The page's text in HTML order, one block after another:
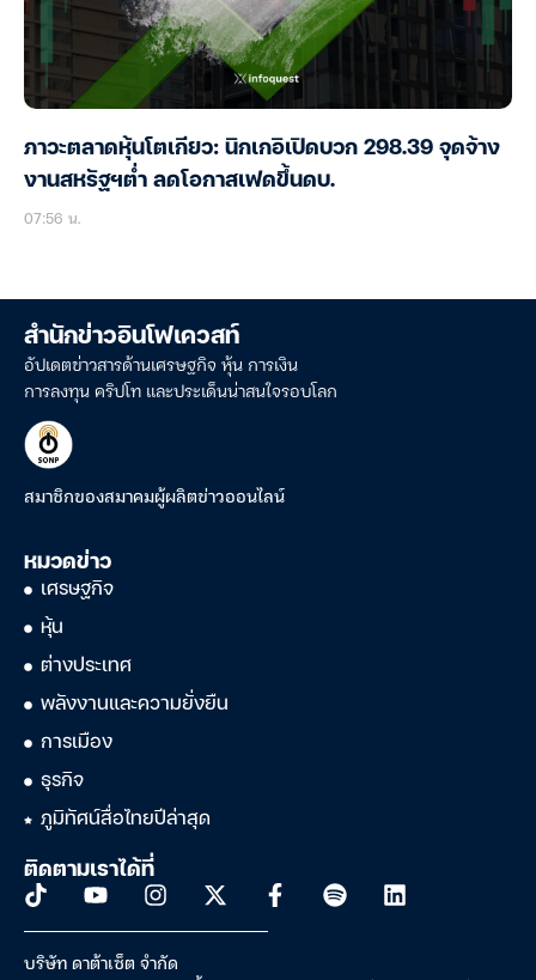
ภาวะตลาดหุ้นโตเกียว: นิกเกอิเปิดบวก 298.39 จุดจ้าง
งานสหรัฐฯต่ำ ลดโอกาสเฟดขึ้นดบ.
07:56 น.
สำนักข่าวอินโฟเควสท์
อัปเดตข่าวสารด้านเศรษฐกิจ หุ้น การเงิน
การลงทุน คริปโท และประเด็นน่าสนใจรอบโลก
สมาชิกของสมาคมผู้ผลิตข่าวออนไลน์
หมวดข่าว
เศรษฐกิจ
หุ้น
ต่างประเทศ
พลังงานและความยั่งยืน
การเมือง
ธุรกิจ
ภูมิทัศน์สื่อไทยปีล่าสุด
ติดตามเราได้ที่
บริษัท ดาต้าเซ็ต จำกัด